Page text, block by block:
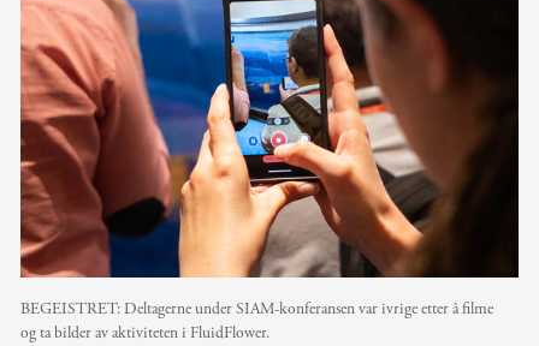
BEGEISTRET: Deltagerne under SIAM-konferansen var ivrige etter å filme
og ta bilder av aktiviteten i FluidFlower.